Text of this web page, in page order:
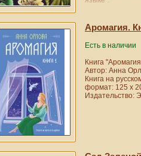
углубить свою
В компактном и
ведьмы Джуди
всю
травы и
• Магические
• Амулеты на
любви и удачи.
• Травы на
•
Аромагия.
Есть в наличии
Книга
Автор: Анна
Книга на
формат: 125 х
Издательство: